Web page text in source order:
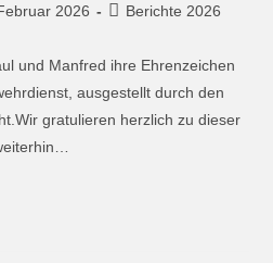
2026 Berichte 2026
und Manfred ihre Ehrenzeichen
ausgestellt durch den
gratulieren herzlich zu dieser